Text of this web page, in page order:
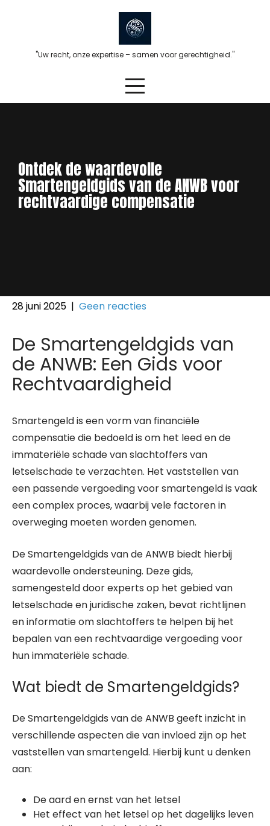
"Uw recht, onze expertise – samen voor gerechtigheid."
Ontdek de waardevolle
Smartengeldgids van de ANWB voor
rechtvaardige compensatie
28 juni 2025 | Geen reacties
De Smartengeldgids van
de ANWB: Een Gids voor
Rechtvaardigheid
Smartengeld is een vorm van financiële
compensatie die bedoeld is om het leed en de
immateriële schade van slachtoffers van
letselschade te verzachten. Het vaststellen van
een passende vergoeding voor smartengeld is vaak
een complex proces, waarbij vele factoren in
overweging moeten worden genomen.
De Smartengeldgids van de ANWB biedt hierbij
waardevolle ondersteuning. Deze gids,
samengesteld door experts op het gebied van
letselschade en juridische zaken, bevat richtlijnen
en informatie om slachtoffers te helpen bij het
bepalen van een rechtvaardige vergoeding voor
hun immateriële schade.
Wat biedt de Smartengeldgids?
De Smartengeldgids van de ANWB geeft inzicht in
verschillende aspecten die van invloed zijn op het
vaststellen van smartengeld. Hierbij kunt u denken
aan:
De aard en ernst van het letsel
Het effect van het letsel op het dagelijks leven